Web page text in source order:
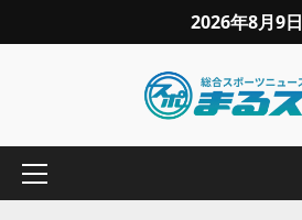
2026年8月9日